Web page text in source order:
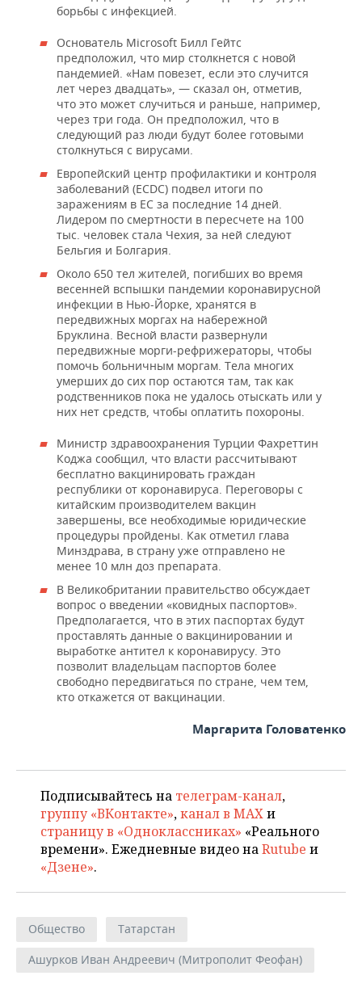
борьбы с инфекцией.
Основатель Microsoft Билл Гейтс
предположил, что мир столкнется с новой
пандемией. «Нам повезет, если это случится
лет через двадцать», — сказал он, отметив,
что это может случиться и раньше, например,
через три года. Он предположил, что в
следующий раз люди будут более готовыми
столкнуться с вирусами.
Европейский центр профилактики и контроля
заболеваний (ECDC) подвел итоги по
заражениям в ЕС за последние 14 дней.
Лидером по смертности в пересчете на 100
тыс. человек стала Чехия, за ней следуют
Бельгия и Болгария.
Около 650 тел жителей, погибших во время
весенней вспышки пандемии коронавирусной
инфекции в Нью-Йорке, хранятся в
передвижных моргах на набережной
Бруклина. Весной власти развернули
передвижные морги-рефрижераторы, чтобы
помочь больничным моргам. Тела многих
умерших до сих пор остаются там, так как
родственников пока не удалось отыскать или у
них нет средств, чтобы оплатить похороны.
Министр здравоохранения Турции Фахреттин
Коджа сообщил, что власти рассчитывают
бесплатно вакцинировать граждан
республики от коронавируса. Переговоры с
китайским производителем вакцин
завершены, все необходимые юридические
процедуры пройдены. Как отметил глава
Минздрава, в страну уже отправлено не
менее 10 млн доз препарата.
В Великобритании правительство обсуждает
вопрос о введении «ковидных паспортов».
Предполагается, что в этих паспортах будут
проставлять данные о вакцинировании и
выработке антител к коронавирусу. Это
позволит владельцам паспортов более
свободно передвигаться по стране, чем тем,
кто откажется от вакцинации.
Маргарита Головатенко
Подписывайтесь на телеграм-канал,
группу «ВКонтакте»,канал в MAXи
страницу в «Одноклассниках» «Реального
времени». Ежедневные видео наRutube и
«Дзене».
Общество
Татарстан
Ашурков Иван Андреевич (Митрополит Феофан)